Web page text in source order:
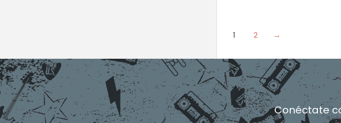
1 2 →
Conéctate